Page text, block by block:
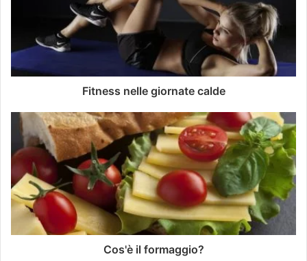
Fitness nelle giornate calde
Cos'è il formaggio?